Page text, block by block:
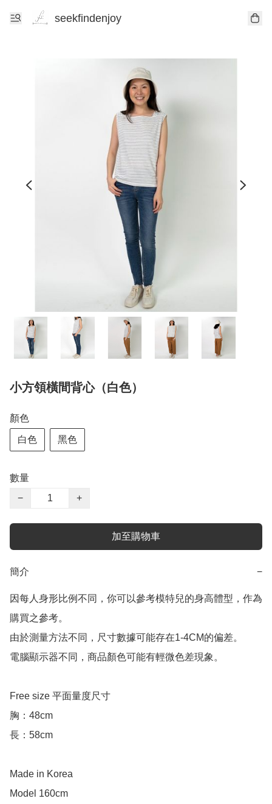
seekfindenjoy
小方領橫間背心（白色）
顏色
白色 黑色
數量
−
+
加至購物車
簡介 −
因每人身形比例不同，你可以參考模特兒的身高體型，作為
購買之參考。
由於測量方法不同，尺寸數據可能存在1-4CM的偏差。
電腦顯示器不同，商品顏色可能有輕微色差現象。
Free size 平面量度尺寸
胸：48cm
長：58cm
Made in Korea
Model 160cm